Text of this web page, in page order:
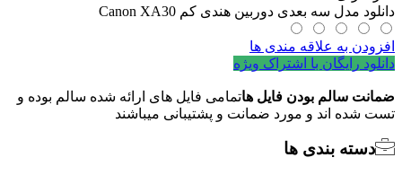
XA30
عدد
دانلود مدل سه بعدی دوربین هندی کم Canon XA30
افزودن به علاقه مندی ها
دانلود رایگان با اشتراک ویژه
ضمانت سالم بودن فایل هاتمامی فایل های ارائه شده سالم بوده و
تست شده اند و مورد ضمانت و پشتیبانی میباشند
دسته بندی ها